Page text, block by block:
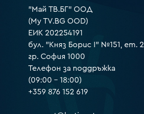
"Май ТВ.БГ" ООД
(My TV.BG OOD)
ЕИК 202254191
бул. "Княз Борис I" №151, ет. 2
гр. София 1000
Телефон за поддръжка
(09:00 – 18:00)
+359 876 152 619